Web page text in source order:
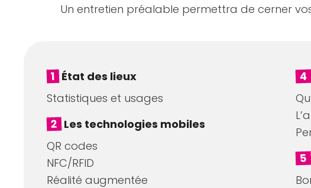
Un entretien préalable permettra de cerner
1 État des lieux
Statistiques et usages
2 Les technologies mobiles
QR codes
NFC/RFID
Réalité augmentée
4
5